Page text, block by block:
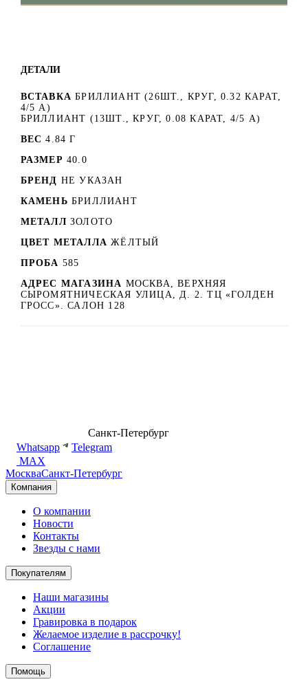
ДЕТАЛИ
ВСТАВКА БРИЛЛИАНТ (26ШТ., КРУГ, 0.32 КАРАТ,
4/5 А)
БРИЛЛИАНТ (13ШТ., КРУГ, 0.08 КАРАТ, 4/5 А)
ВЕС 4.84 Г
РАЗМЕР 40.0
БРЕНД НЕ УКАЗАН
КАМЕНЬ БРИЛЛИАНТ
МЕТАЛЛ ЗОЛОТО
ЦВЕТ МЕТАЛЛА ЖЁЛТЫЙ
ПРОБА 585
АДРЕС МАГАЗИНА МОСКВА, ВЕРХНЯЯ
СЫРОМЯТНИЧЕСКАЯ УЛИЦА, Д. 2. ТЦ «ГОЛДЕН
ГРОСС». САЛОН 128
Санкт-Петербург
Whatsapp
Telegram
MAX
МоскваСанкт-Петербург
Компания
О компании
Новости
Контакты
Звезды с нами
Покупателям
Наши магазины
Акции
Гравировка в подарок
Желаемое изделие в рассрочку!
Соглашение
Помощь